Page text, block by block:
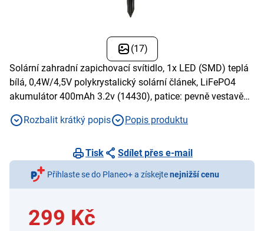
(17)
Solární zahradní zapichovací svítidlo, 1x LED (SMD) teplá
bílá, 0,4W/4,5V polykrystalický solární článek, LiFePO4
akumulátor 400mAh 3.2v (14430), patice: pevně vestavěné
tok 15 lm
Rozbalit krátký popis Popis produktu
Tisk Sdílet přes e-mail
Přihlaste se do Planeo+ a získejtenejnižší cenu
299 Kč